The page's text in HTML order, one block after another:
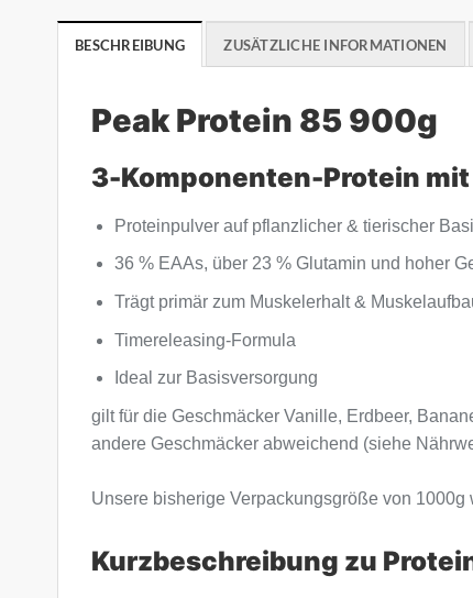
BESCHREIBUNG ZUSÄTZLICHE INFORMATIONEN
Peak Protein 85 900g
3-Komponenten-Protein
Proteinpulver auf pflanzlicher & tierischer
36 % EAAs, über 23 % Glutamin und hoher
Trägt primär zum Muskelerhalt &
Timereleasing-Formula
Ideal zur Basisversorgung
gilt für die Geschmäcker Vanille, Erdbeer,
andere Geschmäcker abweichend (siehe
Unsere bisherige Verpackungsgröße von
Kurzbeschreibung zu